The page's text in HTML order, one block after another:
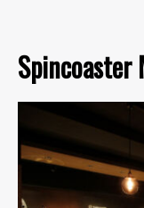
Spincoaster